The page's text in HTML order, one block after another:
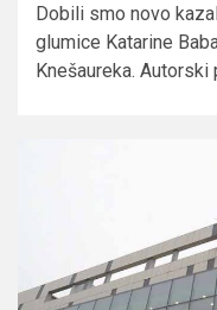
Dobili smo novo
glumice Katarine
Knešaureka. Autorski